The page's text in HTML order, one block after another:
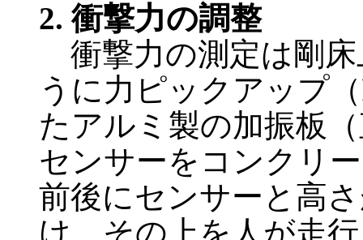
2. 衝撃力の調整
衝撃力の測定は剛
うに力ピックアップ
たアルミ製の加振板
センサーをコンクリ
前後にセンサーと高
け、その上を人が走